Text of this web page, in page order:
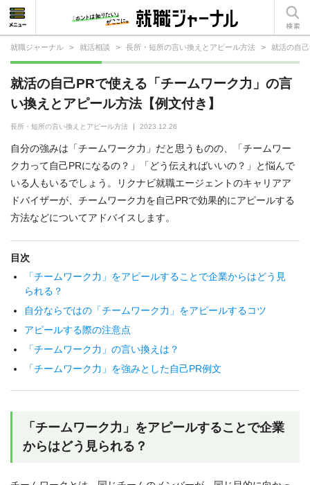
就職ジャーナル > 就活相談 > 長所・短所の言い換えとアピール方法 > 就活の自
就活の自己PRで使える「チームワーク力」の言
い換えとアピール方法【例文付き】
長所・短所の言い換えとアピール方法 2023.12.26
自分の強みは「チームワーク力」だと思うものの、「チームワー
ク力って自己PRになるの？」「どう伝えればいいの？」と悩んで
いる人もいるでしょう。リクナビ就職エージェントのキャリアア
ドバイザーが、チームワーク力を自己PRで効果的にアピールする
方法などについてアドバイスします。
目次
「チームワーク力」をアピールすることで企業からはどう見
られる？
自分ならではの「チームワーク力」をアピールするコツ
アピールする際の注意点
「チームワーク力」の言い換えは？
「チームワーク力」を強みとした自己PR例文
「チームワーク力」をアピールすることで企業
からはどう見られる？
就活相談
就活ノウハウ
仕事の選び方・ヒント
仕事とは？
就活コラム